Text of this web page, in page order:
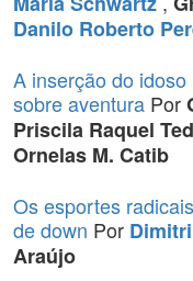
Danilo Roberto
A inserção do
sobre aventura Por
Priscila Raquel
Ornelas M. Catib
Os esportes
de down Por
Araújo